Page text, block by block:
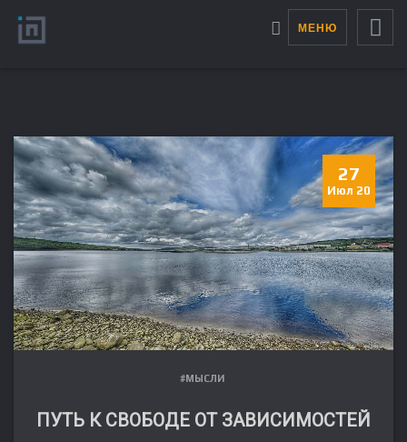
МЕНЮ
27
Июл 20
#МЫСЛИ
ПУТЬ К СВОБОДЕ ОТ ЗАВИСИМОСТЕЙ